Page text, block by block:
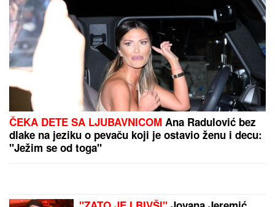
Tatjana ima NAJJAČU VAGINU na svetu! Godinama
ubacivala drvene i metalne kugle u telo, pa intimnim
mišićima podigla 14 kilograma i postala globalno